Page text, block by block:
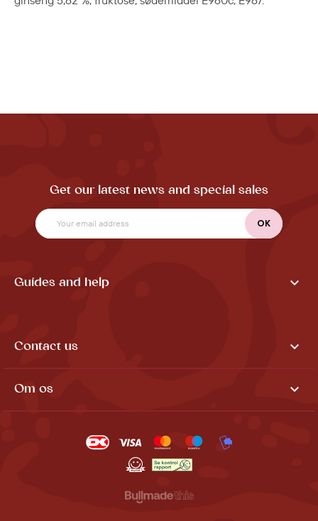
Get our latest news and special sales
Guides and help 
Contact us 
Om os 